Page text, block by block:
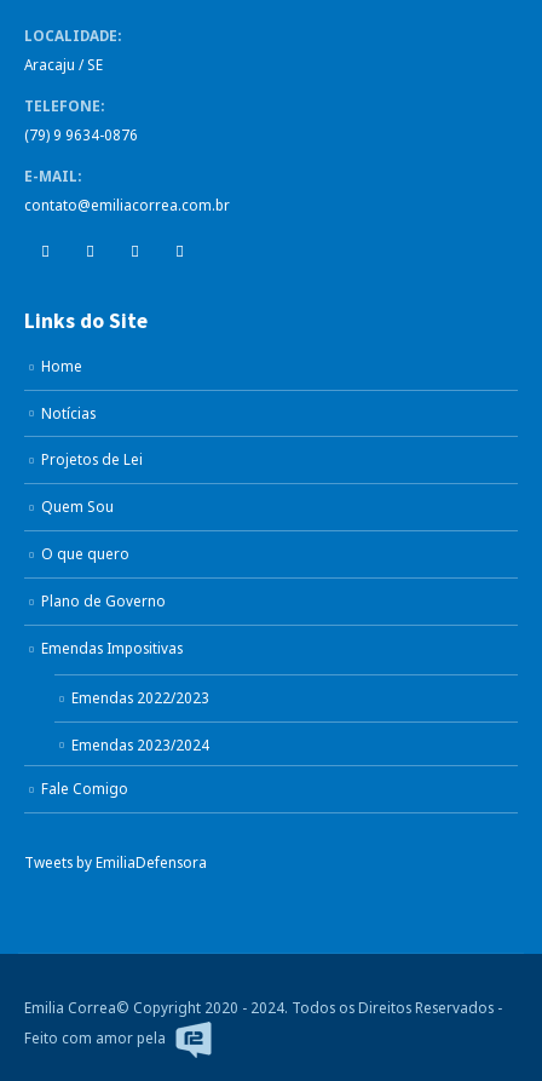
LOCALIDADE:
Aracaju / SE
TELEFONE:
(79) 9 9634-0876
E-MAIL:
contato@emiliacorrea.com.br
Links do Site
Home
Notícias
Projetos de Lei
Quem Sou
O que quero
Plano de Governo
Emendas Impositivas
Emendas 2022/2023
Emendas 2023/2024
Fale Comigo
Tweets by EmiliaDefensora
Emilia Correa© Copyright 2020 - 2024. Todos os Direitos Reservados -
Feito com amor pela